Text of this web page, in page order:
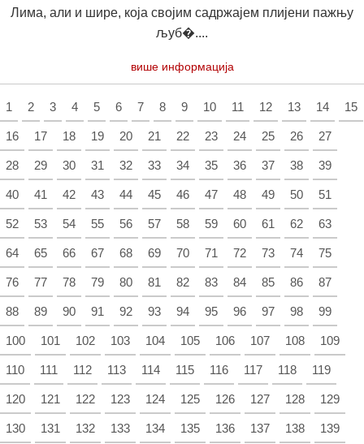
Лима, али и шире, која својим садржајем плијени пажњу
љуб�....
више информација
1 2 3 4 5 6 7 8 9 10 11 12 13 14 15
16 17 18 19 20 21 22 23 24 25 26 27
28 29 30 31 32 33 34 35 36 37 38 39
40 41 42 43 44 45 46 47 48 49 50 51
52 53 54 55 56 57 58 59 60 61 62 63
64 65 66 67 68 69 70 71 72 73 74 75
76 77 78 79 80 81 82 83 84 85 86 87
88 89 90 91 92 93 94 95 96 97 98 99
100 101 102 103 104 105 106 107 108 109
110 111 112 113 114 115 116 117 118 119
120 121 122 123 124 125 126 127 128 129
130 131 132 133 134 135 136 137 138 139